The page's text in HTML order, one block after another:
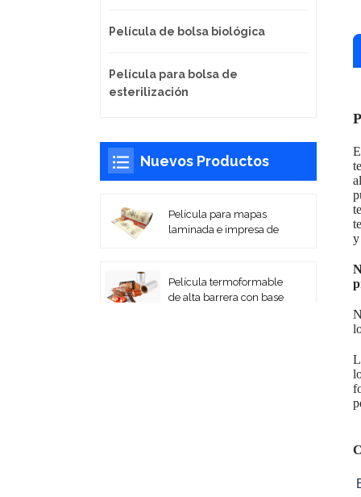
y
Película de bolsa biológica
Película para bolsa de
esterilización
Nuevos Productos
Película para mapas
laminada e impresa de
Película termoformable
de alta barrera con base